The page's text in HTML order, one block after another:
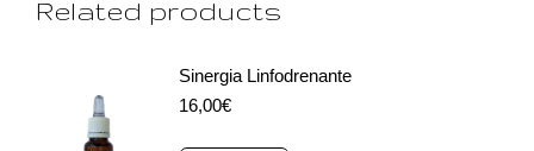
Related products
Sinergia Linfodrenante
16,00€